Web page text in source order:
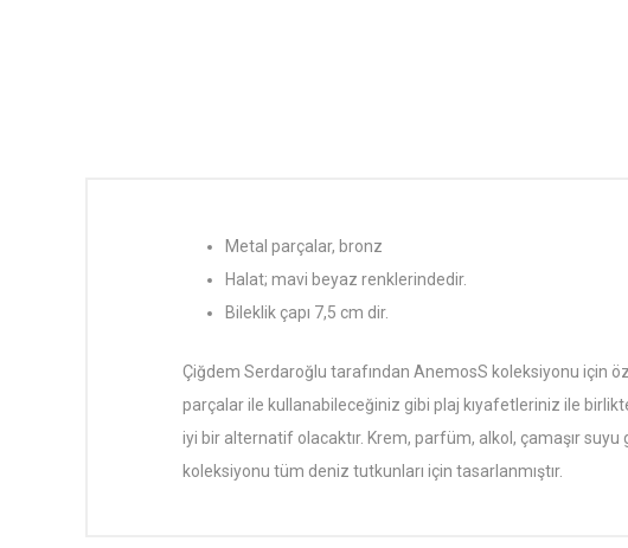
Metal parçalar, bronz
Halat; mavi beyaz renklerindedir.
Bileklik çapı 7,5 cm dir.
Çiğdem Serdaroğlu tarafından AnemosS koleksiyonu için
parçalar ile kullanabileceğiniz gibi plaj kıyafetleriniz ile
iyi bir alternatif olacaktır. Krem, parfüm, alkol, çamaşır suyu
koleksiyonu tüm deniz tutkunları için tasarlanmıştır.